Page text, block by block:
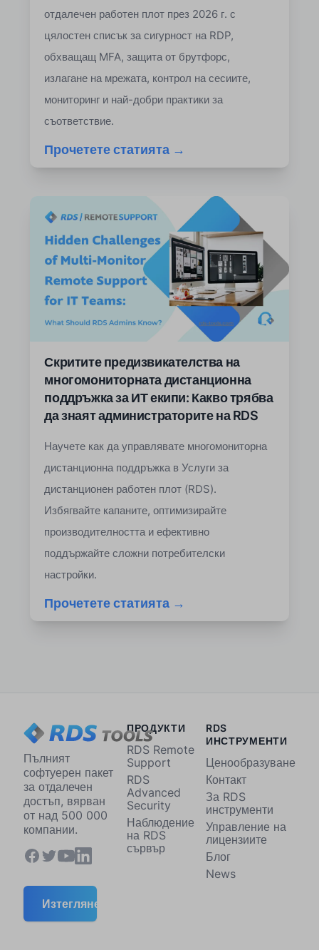
отдалечен работен плот през 2026 г. с
цялостен списък за сигурност на RDP,
обхващащ MFA, защита от брутфорс,
излагане на мрежата, контрол на сесиите,
мониторинг и най-добри практики за
съответствие.
Прочетете статията →
Скритите предизвикателства на
многомониторната дистанционна
поддръжка за ИТ екипи: Какво трябва
да знаят администраторите на RDS
Научете как да управлявате многомониторна
дистанционна поддръжка в Услуги за
дистанционен работен плот (RDS).
Избягвайте капаните, оптимизирайте
производителността и ефективно
поддържайте сложни потребителски
настройки.
Прочетете статията →
Пълният
софтуерен пакет
за отдалечен
достъп, вярван
от над 500 000
компании.
Изтегляне
ПРОДУКТИ
RDS Remote
Support
RDS
Advanced
Security
Наблюдение
на RDS
сървър
RDS
ИНСТРУМЕНТИ
Ценообразуване
Контакт
За RDS
инструменти
Управление на
лицензиите
Блог
News